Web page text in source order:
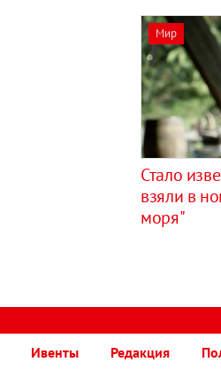
Мир
Стало
взяли в
моря"
Ивенты Редакция